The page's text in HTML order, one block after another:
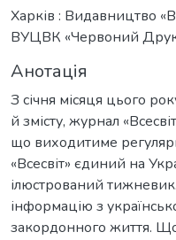
Харків : Видавництво
ВУЦВК «Червоний
Анотація
З січня місяця цього
й змісту, журнал
що виходитиме
«Всесвіт» єдиний на
ілюстрований
інформацію з
закордонного життя.